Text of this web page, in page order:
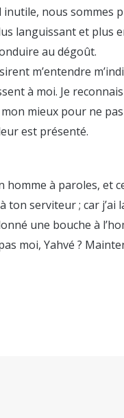
nous sommes
languissant et plus
au dégoût.
m’entendre
à moi. Je
mieux pour ne
est présenté.
à paroles, et
ton serviteur ; car j’ai
une bouche à
moi, Yahvé ?